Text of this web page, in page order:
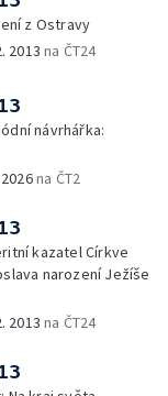
z Ostravy
2013 na ČT24
návrhářka:
na ČT2
kazatel Církve
narození Ježíše
2013 na ČT24